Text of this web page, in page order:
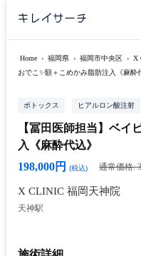
Home › 福岡県 › 福岡市中央区 › X
おでこ✨額＋こめかみ脂肪注入《麻酔
ボトックス ヒアルロン酸注射
【冨田医師担当】ベイ
入《麻酔代込》
198,000円
(税込) 通常価格:
X CLINIC 福岡天神院
天神駅